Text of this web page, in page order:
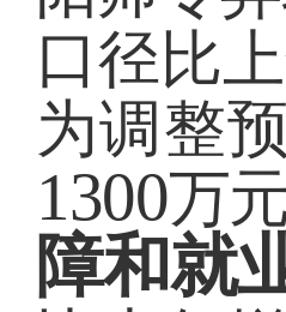
口径比
为调整
1300万
障和就